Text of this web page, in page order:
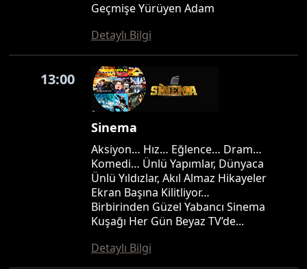
Geçmişe Yürüyen Adam
Detaylı Bilgi
13:00
Sinema
Aksiyon… Hız… Eğlence… Dram…
Komedi… Ünlü Yapımlar, Dünyaca
Ünlü Yıldızlar, Akıl Almaz Hikayeler
Ekran Başına Kilitliyor…
Birbirinden Güzel Yabancı Sinema
Kuşağı Her Gün Beyaz TV’de...
Detaylı Bilgi